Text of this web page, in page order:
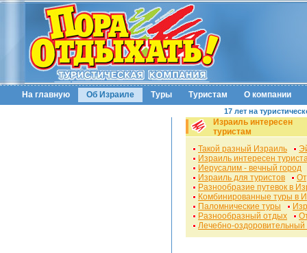
На главную Об Израиле Туры Туристам О компании
17 лет на
Израиль интересен
туристам
Такой разный Израиль
Израиль интересен
Иерусалим - вечный город
Израиль для туристов
Разнообразие путевок в
Комбинированные туры в
Паломнические туры
Разнообразный отдых
Лечебно-